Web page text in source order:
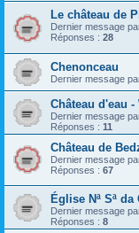
Le château de
Dernier message
Réponses : 28
Chenonceau
Dernier message
Château d'eau
Dernier message
Réponses : 11
Château de
Dernier message
Réponses : 67
Église Nª Sª
Dernier message
Réponses : 8